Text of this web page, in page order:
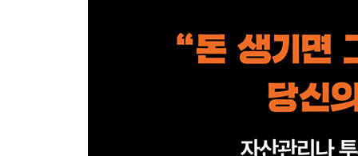
80 자신에게 먼저 투자하라